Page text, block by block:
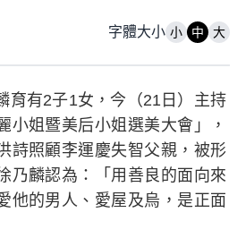
字體大小 小 中 大
育有2子1女，今（21日）主持
小姐暨美后小姐選美大會」，
詩照顧李運慶失智父親，被形
乃麟認為：「用善良的面向來
他的男人、愛屋及烏，是正面